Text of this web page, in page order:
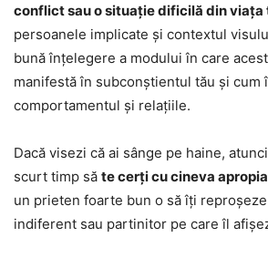
conflict sau o situație dificilă din viața
persoanele implicate și contextul
bună înțelegere a modului în care
manifestă în subconștientul tău și cum
comportamentul și relațiile.
Dacă visezi că ai sânge pe haine,
scurt timp să te cerți cu cineva
un prieten foarte bun o să îți
indiferent sau partinitor pe care îl